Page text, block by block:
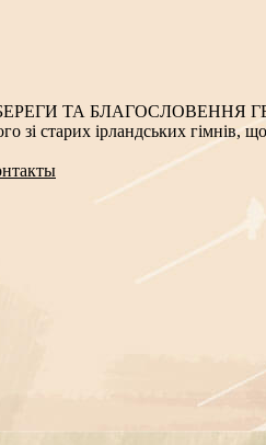
ТА БЛАГОСЛОВЕННЯ
зі старих ірландських гімнів,